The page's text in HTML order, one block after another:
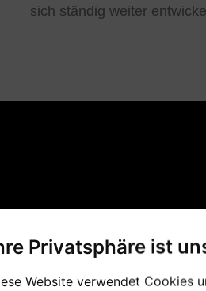
Privatsphäre ist
Website verwendet Cookies
sich ständig weiter